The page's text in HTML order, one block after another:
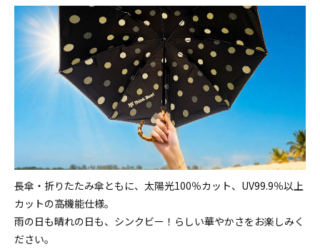
長傘・折りたたみ傘ともに、太陽光100％カット、UV99.9％以上
カットの高機能仕様。
雨の日も晴れの日も、シンクビー！らしい華やかさをお楽しみく
ださい。